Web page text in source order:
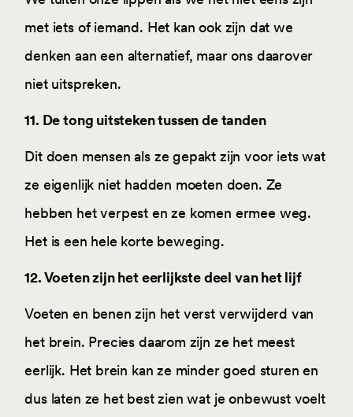
met iets of iemand. Het kan ook zijn dat we
denken aan een alternatief, maar ons daarover
niet uitspreken.
11. De tong uitsteken tussen de tanden
Dit doen mensen als ze gepakt zijn voor iets wat
ze eigenlijk niet hadden moeten doen. Ze
hebben het verpest en ze komen ermee weg.
Het is een hele korte beweging.
12. Voeten zijn het eerlijkste deel van het lijf
Voeten en benen zijn het verst verwijderd van
het brein. Precies daarom zijn ze het meest
eerlijk. Het brein kan ze minder goed sturen en
dus laten ze het best zien wat je onbewust voelt